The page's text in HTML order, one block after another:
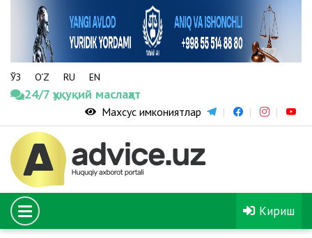
ЎЗ O‘Z RU EN
24/7 ҳуқуқий маслаҳат
Махсус имкониятлар
Кириш